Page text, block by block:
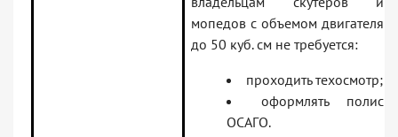
мопедов с объемом двигателя
до 50 куб. см не требуется:
проходить техосмотр;
оформлять полис
ОСАГО.